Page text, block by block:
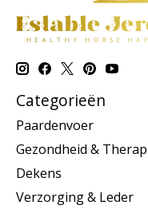
Categorieën
Paardenvoer
Gezondheid &
Dekens
Verzorging & Leder